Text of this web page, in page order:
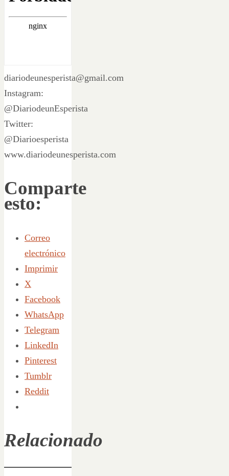
diariodeunesperista@gmail.com
Instagram:
@DiariodeunEsperista
Twitter:
@Diarioesperista
www.diariodeunesperista.com
Comparte
esto:
Correo
electrónico
Imprimir
X
Facebook
WhatsApp
Telegram
LinkedIn
Pinterest
Tumblr
Reddit
Relacionado